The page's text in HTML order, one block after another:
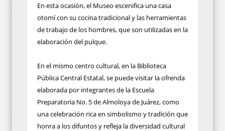
En esta ocasión, el Museo escenifica una casa
otomí con su cocina tradicional y las herramientas
de trabajo de los hombres, que son utilizadas en la
elaboración del pulque.
En el mismo centro cultural, en la Biblioteca
Pública Central Estatal, se puede visitar la ofrenda
elaborada por integrantes de la Escuela
Preparatoria No. 5 de Almoloya de Juárez, como
una celebración rica en simbolismo y tradición que
honra a los difuntos y refleja la diversidad cultural